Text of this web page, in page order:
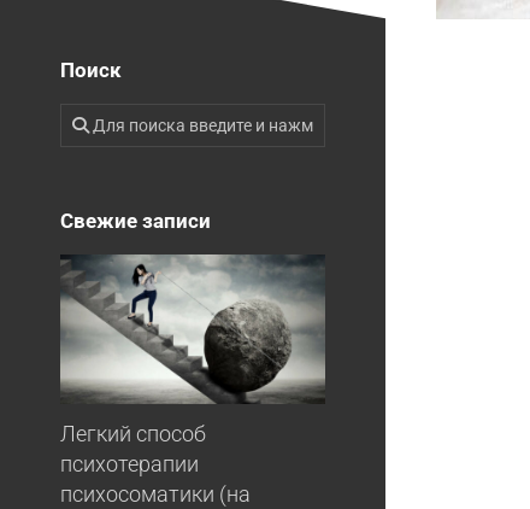
Поиск
Свежие записи
Легкий способ
психотерапии
психосоматики (на